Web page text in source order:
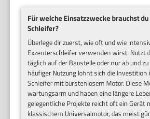
Für welche Einsatzzwecke brauchst
Schleifer?
Überlege dir zuerst, wie oft und wie
Exzenterschleifer verwenden wirst. Nutzt
täglich auf der Baustelle oder nur ab und zu
häufiger Nutzung lohnt sich die Investition
Schleifer mit bürstenlosem Motor. Diese
wartungsarm und haben eine längere
gelegentliche Projekte reicht oft ein Gerät
klassischem Universalmotor, das meist